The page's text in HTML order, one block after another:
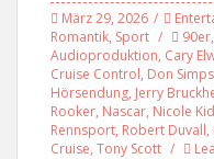
März 29, 2026
Romantik, Sport 90er,
Audioproduktion, Cary
Cruise Control, Don
Hörsendung, Jerry
Rooker, Nascar, Nicole
Rennsport, Robert Duvall,
Cruise, Tony Scott